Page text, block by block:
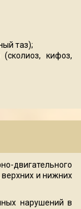
таз);
кифоз,
двигательного
и нижних
нарушений в